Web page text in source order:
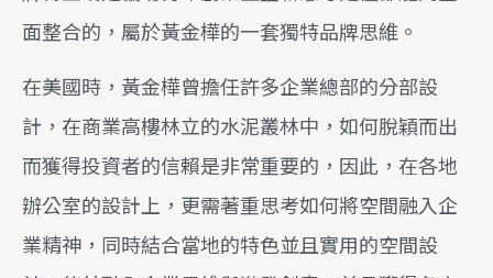
面整合的，屬於黃金樺的一套獨特品牌思維。
在美國時，黃金樺曾擔任許多企業總部的分部設
計，在商業高樓林立的水泥叢林中，如何脫穎而出
而獲得投資者的信賴是非常重要的，因此，在各地
辦公室的設計上，更需著重思考如何將空間融入企
業精神，同時結合當地的特色並且實用的空間設